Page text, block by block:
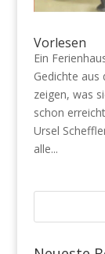
Vorlesen
Ein
Gedichte
zeigen, was
schon
Ursel
alle...